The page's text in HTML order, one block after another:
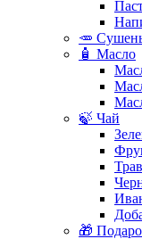
🥕
🧴 Масло
🍃 Чай
🎁